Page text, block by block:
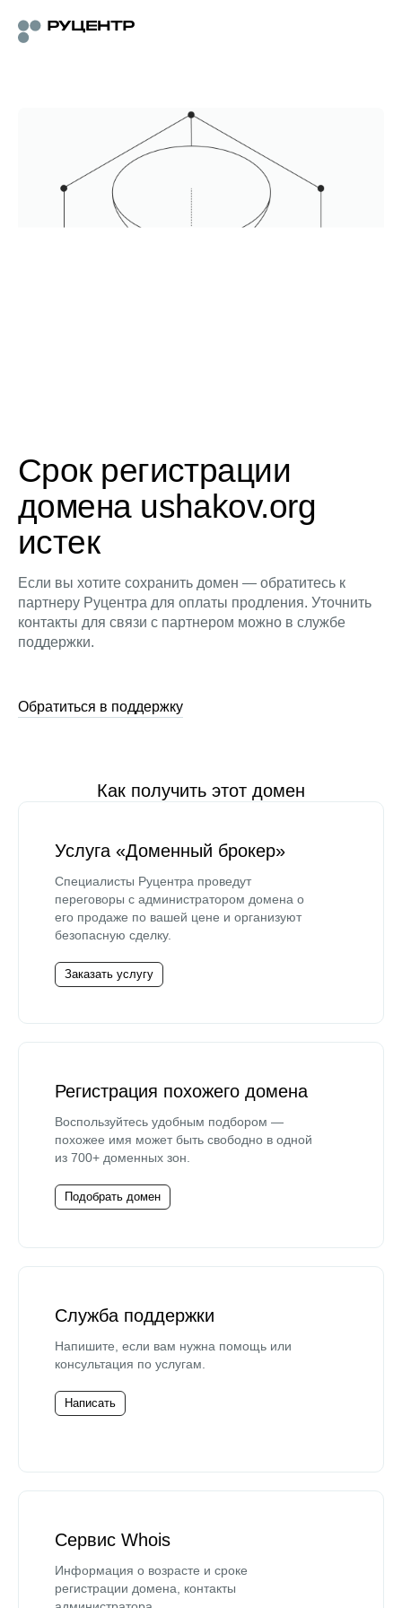
Срок регистрации
домена ushakov.org
истек
Если вы хотите сохранить домен — обратитесь к
партнеру Руцентра для оплаты продления. Уточнить
контакты для связи с партнером можно в службе
поддержки.
Обратиться в поддержку
Как получить этот домен
Услуга «Доменный брокер»
Специалисты Руцентра проведут
переговоры с администратором домена о
его продаже по вашей цене и организуют
безопасную сделку.
Заказать услугу
Регистрация похожего домена
Воспользуйтесь удобным подбором —
похожее имя может быть свободно в одной
из 700+ доменных зон.
Подобрать домен
Служба поддержки
Напишите, если вам нужна помощь или
консультация по услугам.
Написать
Сервис Whois
Информация о возрасте и сроке
регистрации домена, контакты